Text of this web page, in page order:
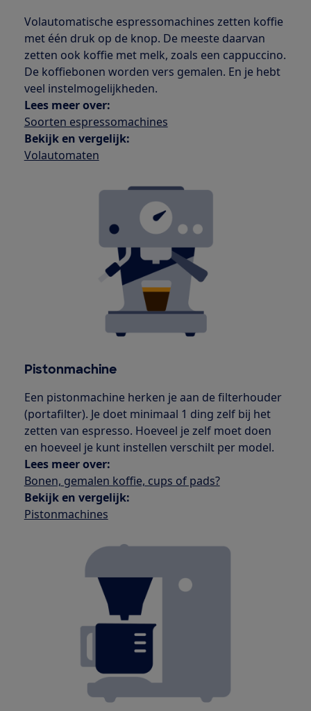
Volautomatische espressomachines zetten koffie
met één druk op de knop. De meeste daarvan
zetten ook koffie met melk, zoals een cappuccino.
De koffiebonen worden vers gemalen. En je hebt
veel instelmogelijkheden.
Lees meer over:
Soorten espressomachines
Bekijk en vergelijk:
Volautomaten
Pistonmachine
Een pistonmachine herken je aan de filterhouder
(portafilter). Je doet minimaal 1 ding zelf bij het
zetten van espresso. Hoeveel je zelf moet doen
en hoeveel je kunt instellen verschilt per model.
Lees meer over:
Bonen, gemalen koffie, cups of pads?
Bekijk en vergelijk:
Pistonmachines